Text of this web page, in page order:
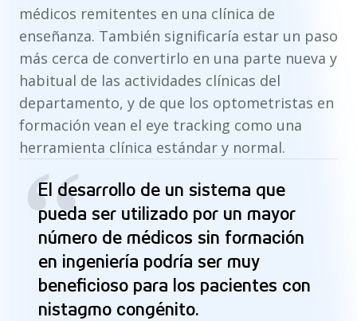
médicos remitentes en una clínica de
enseñanza. También significaría estar un paso
más cerca de convertirlo en una parte nueva y
habitual de las actividades clínicas del
departamento, y de que los optometristas en
formación vean el eye tracking como una
herramienta clínica estándar y normal.
“
El desarrollo de un sistema que
pueda ser utilizado por un mayor
número de médicos sin formación
en ingeniería podría ser muy
beneficioso para los pacientes con
nistagmo congénito.